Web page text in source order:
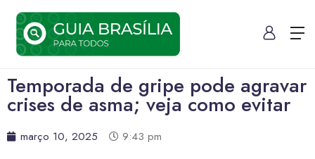
Temporada de gripe pode agravar
crises de asma; veja como evitar
março 10, 2025
9:43 pm